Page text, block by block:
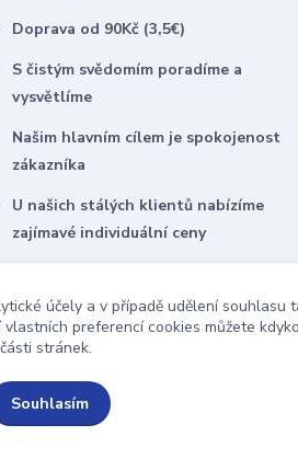
Doprava od 90Kč (3,5€)
S čistým svědomím poradíme a
vysvětlíme
Našim hlavním cílem je spokojenost
zákazníka
U našich stálých klientů nabízíme
zajímavé individuální ceny
účely a v případě udělení souhlasu
preferencí cookies můžete
stránek.
Souhlasím